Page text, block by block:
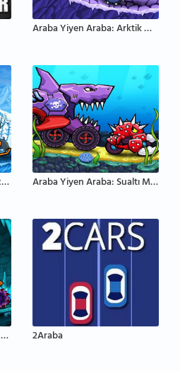
Araba Yiyen Araba: Arktik Macera
Araba Yiyen Araba: Kış Macerası Araba Yiyen Araba: Sualtı Macerası
Araba Yiyen Araba: Zindan Macerası 2Araba